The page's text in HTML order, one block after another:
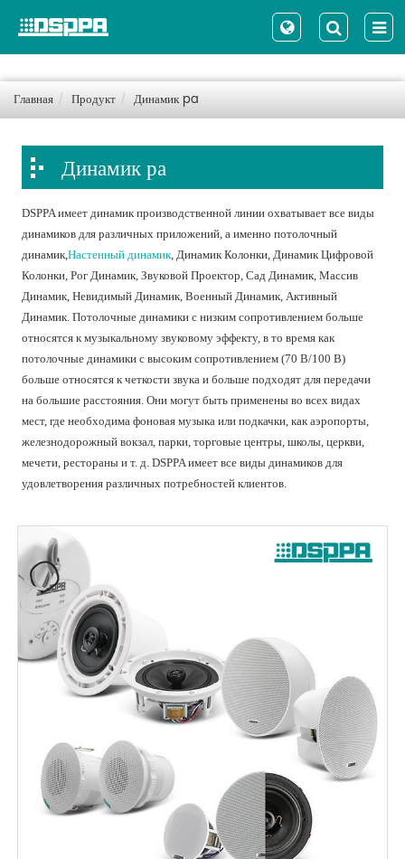
Главная Продукт Динамик pa
Динамик pa
DSPPA имеет динамик производственной линии охватывает все виды
динамиков для различных приложений, а именно потолочный
динамик,Настенный динамик, Динамик Колонки, Динамик Цифровой
Колонки, Рог Динамик, Звуковой Проектор, Сад Динамик, Массив
Динамик, Невидимый Динамик, Военный Динамик, Активный
Динамик. Потолочные динамики с низким сопротивлением больше
относятся к музыкальному звуковому эффекту, в то время как
потолочные динамики с высоким сопротивлением (70 В/100 В)
больше относятся к четкости звука и больше подходят для передачи
на большие расстояния. Они могут быть применены во всех видах
мест, где необходима фоновая музыка или подкачки, как аэропорты,
железнодорожный вокзал, парки, торговые центры, школы, церкви,
мечети, рестораны и т. д. DSPPA имеет все виды динамиков для
удовлетворения различных потребностей клиентов.